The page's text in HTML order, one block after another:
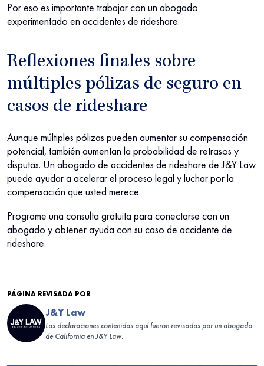
Por eso es importante trabajar con un abogado
experimentado en accidentes de rideshare.
Reflexiones finales sobre
múltiples pólizas de seguro en
casos de rideshare
Aunque múltiples pólizas pueden aumentar su compensación
potencial, también aumentan la probabilidad de retrasos y
disputas. Un abogado de accidentes de rideshare de J&Y Law
puede ayudar a acelerar el proceso legal y luchar por la
compensación que usted merece.
Programe una consulta gratuita para conectarse con un
abogado y obtener ayuda con su caso de accidente de
rideshare.
PÁGINA REVISADA POR
J&Y Law
Las declaraciones contenidas aquí fueron revisadas por un abogado
de California en J&Y Law.